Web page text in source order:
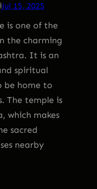
Jul 15, 2025
is one of the
the charming
It is an
spiritual
be home to
The temple is
which makes
sacred
nearby